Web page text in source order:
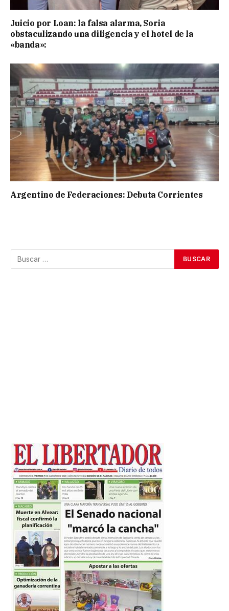
Juicio por Loan: la falsa alarma, Soria
obstaculizando una diligencia y el hotel de la
«banda»:
Argentino de Federaciones: Debuta Corrientes